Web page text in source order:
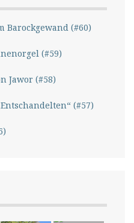
Barockgewand (#60)
(#59)
Jawor (#58)
(#57)